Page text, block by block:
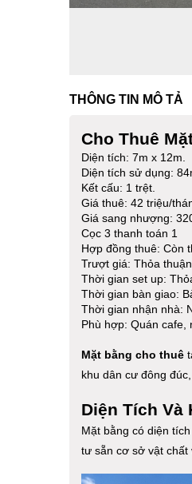
THÔNG TIN MÔ TẢ
Cho Thuê
Diện tích: 7m x 12m.
Diện tích sử dụng:
Kết cấu: 1 trệt.
Giá thuê: 42 triệu/
Giá sang nhượng:
Cọc 3 thanh toán 1
Hợp đồng thuê: Còn
Trượt giá: Thỏa thuận.
Thời gian set up:
Thời gian bàn giao:
Thời gian nhận nhà:
Phù hợp: Quán cafe,
Mặt bằng cho thuê
khu dân cư đông
Diện Tích Và
Mặt bằng có diện
tư sẵn cơ sở vật chất